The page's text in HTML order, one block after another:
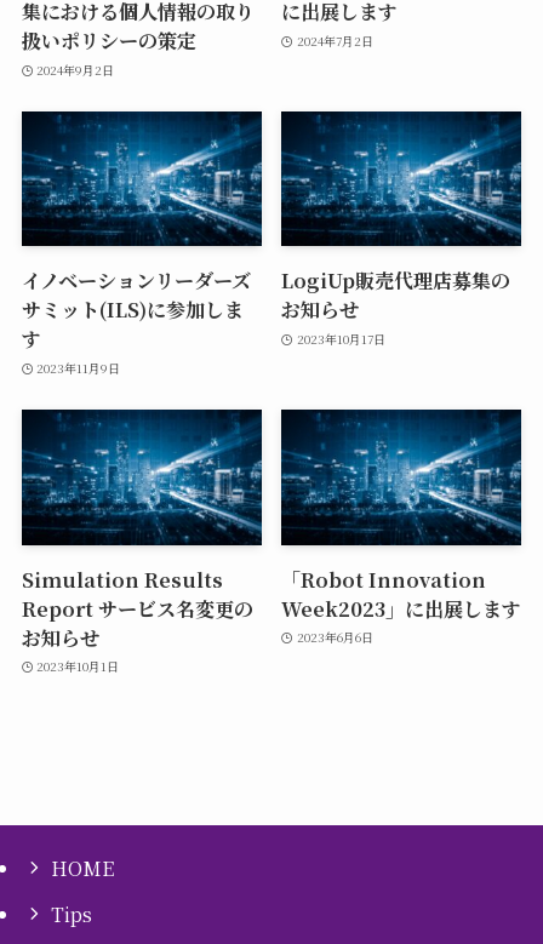
集における個人情報の取り
扱いポリシーの策定
2024年9月2日
に出展します
2024年7月2日
イノベーションリーダーズ
サミット(ILS)に参加しま
す
2023年11月9日
LogiUp販売代理店募集の
お知らせ
2023年10月17日
Simulation Results
Report サービス名変更の
お知らせ
2023年10月1日
「Robot Innovation
Week2023」に出展します
2023年6月6日
HOME
Tips